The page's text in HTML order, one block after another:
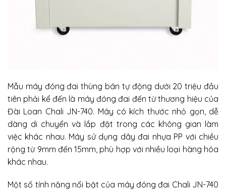
Mẫu máy đóng đai thùng bán tự động dưới 20 triệu đầu
tiên phải kể đến là máy đóng đai đến từ thương hiệu của
Đài Loan Chali JN-740. Máy có kích thước nhỏ gọn, dễ
dàng di chuyển và lắp đặt trong các không gian làm
việc khác nhau. Máy sử dụng dây đai nhựa PP với chiều
rộng từ 9mm đến 15mm, phù hợp với nhiều loại hàng hóa
khác nhau.
Một số tính năng nổi bật của máy đóng đai Chali JN-740